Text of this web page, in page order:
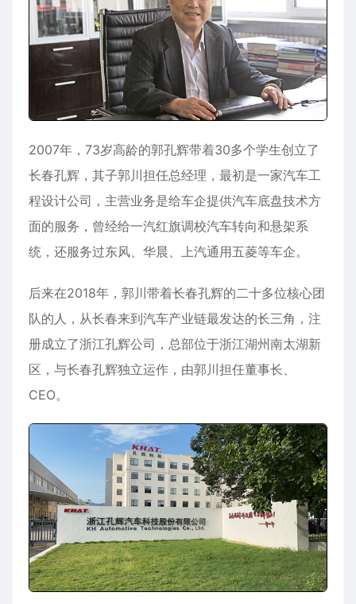
2007年，73岁高龄的郭孔辉带着30多个学生创立了
长春孔辉，其子郭川担任总经理，最初是一家汽车工
程设计公司，主营业务是给车企提供汽车底盘技术方
面的服务，曾经给一汽红旗调校汽车转向和悬架系
统，还服务过东风、华晨、上汽通用五菱等车企。
后来在2018年，郭川带着长春孔辉的二十多位核心团
队的人，从长春来到汽车产业链最发达的长三角，注
册成立了浙江孔辉公司，总部位于浙江湖州南太湖新
区，与长春孔辉独立运作，由郭川担任董事长、
CEO。